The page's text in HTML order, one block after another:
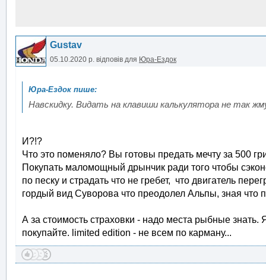
Gustav
05.10.2020 р. відповів для Юра-Ездок
Навскидку. Видать на клавиши калькулятора не так
И?!?
Что это поменяло? Вы готовы предать мечту за 500
Покупать маломощный дрынчик ради того чтобы
по песку и страдать что не гребет, что двигатель
гордый вид Суворова что преодолел Альпы, зная что
А за стоимость страховки - надо места рыбные
покупайте. limited edition - не всем по карману...